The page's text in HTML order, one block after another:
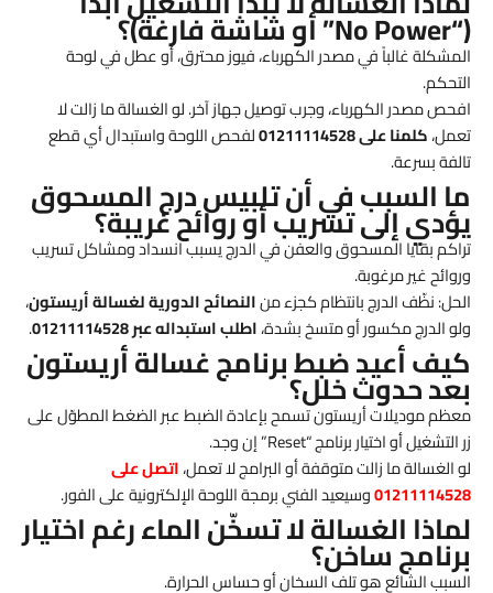
(“No Power” أو شاشة فارغة)؟
المشكلة غالباً في مصدر الكهرباء، فيوز محترق، أو عطل في لوحة
التحكم.
افحص مصدر الكهرباء، وجرب توصيل جهاز آخر. لو الغسالة ما زالت لا
تعمل،كلمنا على 01211114528
لفحص اللوحة واستبدال أي قطع
تالفة بسرعة.
ما السبب في أن تلبيس درج المسحوق
يؤدي إلى تسريب أو روائح غريبة؟
تراكم بقايا المسحوق والعفن في الدرج يسبب انسداد ومشاكل تسريب
وروائح غير مرغوبة.
الحل: نظّف الدرج بانتظام كجزء منالنصائح الدورية لغسالة أريستون،
ولو الدرج مكسور أو متسخ بشدة،اطلب استبداله عبر 01211114528 .
كيف أعيد ضبط برنامج غسالة أريستون
بعد حدوث خلل؟
معظم موديلات أريستون تسمح بإعادة الضبط عبر الضغط المطوّل على
زر التشغيل أو اختيار برنامج “Reset” إن وجد.
لو الغسالة ما زالت متوقفة أو البرامج لا تعمل،اتصل على
01211114528وسيعيد الفني برمجة اللوحة الإلكترونية على الفور.
لماذا الغسالة لا تسخّن الماء رغم اختيار
برنامج ساخن؟
السبب الشائع هو تلف السخان أو حساس الحرارة.